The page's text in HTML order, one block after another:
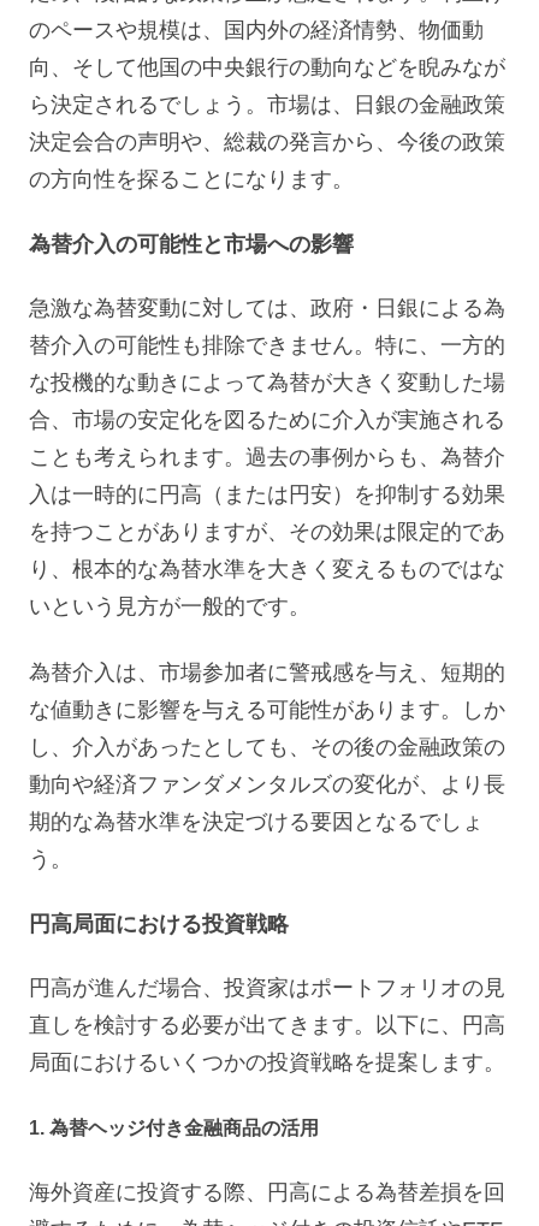
のペースや規模は、国内外の経済情勢、物価動
向、そして他国の中央銀行の動向などを睨みなが
ら決定されるでしょう。市場は、日銀の金融政策
決定会合の声明や、総裁の発言から、今後の政策
の方向性を探ることになります。
為替介入の可能性と市場への影響
急激な為替変動に対しては、政府・日銀による為
替介入の可能性も排除できません。特に、一方的
な投機的な動きによって為替が大きく変動した場
合、市場の安定化を図るために介入が実施される
ことも考えられます。過去の事例からも、為替介
入は一時的に円高（または円安）を抑制する効果
を持つことがありますが、その効果は限定的であ
り、根本的な為替水準を大きく変えるものではな
いという見方が一般的です。
為替介入は、市場参加者に警戒感を与え、短期的
な値動きに影響を与える可能性があります。しか
し、介入があったとしても、その後の金融政策の
動向や経済ファンダメンタルズの変化が、より長
期的な為替水準を決定づける要因となるでしょ
う。
円高局面における投資戦略
円高が進んだ場合、投資家はポートフォリオの見
直しを検討する必要が出てきます。以下に、円高
局面におけるいくつかの投資戦略を提案します。
1. 為替ヘッジ付き金融商品の活用
海外資産に投資する際、円高による為替差損を回